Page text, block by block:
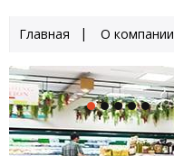
Главная О компании